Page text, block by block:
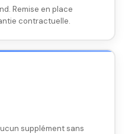
Remise en place
contractuelle.
supplément sans